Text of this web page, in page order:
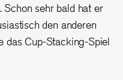
Schon sehr bald hat er
den anderen
das Cup-Stacking-Spiel